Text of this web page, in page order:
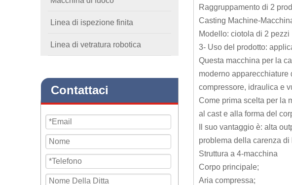
Linea di ispezione finita
Linea di vetratura robotica
Contattaci
Raggruppamento di 2
Casting Machine-
Modello: ciotola di 2 pezzi
3- Uso del prodotto:
Questa macchina per la
moderno
compressore, idraulica e
Come prima scelta per la
al cast e alla forma del
Il suo vantaggio è: alta
problema della carenza
Struttura a 4-macchina
Corpo principale;
Aria compressa;